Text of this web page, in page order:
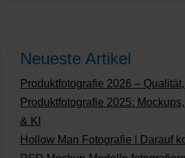
Neueste Artikel
Produktfotografie 2026 –
Produktfotografie 2025:
& KI
Hollow Man Fotografie | Darauf